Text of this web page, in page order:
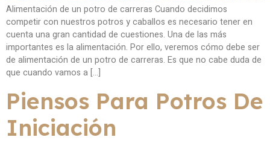
Alimentación de un potro de carreras Cuando decidimos
competir con nuestros potros y caballos es necesario tener en
cuenta una gran cantidad de cuestiones. Una de las más
importantes es la alimentación. Por ello, veremos cómo debe ser
de alimentación de un potro de carreras. Es que no cabe duda de
que cuando vamos a […]
Piensos Para Potros De
Iniciación